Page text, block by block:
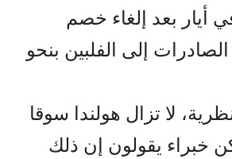
13% في أيار بعد إلغاء خصم
إلى الفلبين بنحو
لا تزال هولندا سوقا
خبراء يقولون إن ذلك